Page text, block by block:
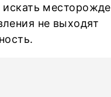
не выходят